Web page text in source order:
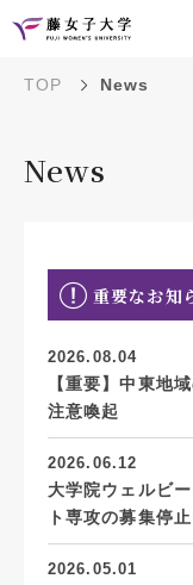
TOP News
News
重要なお知
2026.08.04
【重要】中東地
注意喚起
2026.06.12
大学院ウェルビ
ト専攻の募集停
2026.05.01